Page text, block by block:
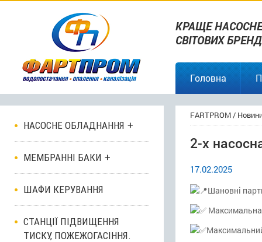
КРАЩЕ
СВІТОВИХ
Головна
НАСОСНЕ ОБЛАДНАННЯ
МЕМБРАННІ БАКИ
ШАФИ КЕРУВАННЯ
СТАНЦІЇ ПІДВИЩЕННЯ
ТИСКУ, ПОЖЕЖОГАСІННЯ.
FARTPROM/
2-х
17.02.2025
Шановні
Максимальна